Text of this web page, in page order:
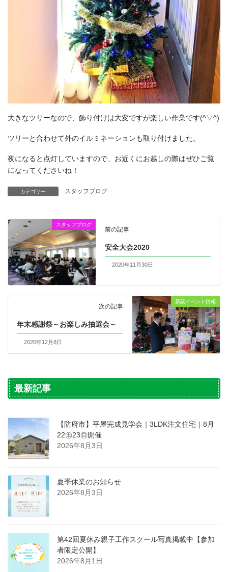
大きなツリーなので、飾り付けは大変ですが楽しい作業です(^▽^)
ツリーと合わせて外のイルミネーションも取り付けました。
夜になると点灯していますので、お近くにお越しの際はぜひご覧
になってくださいね！
カテゴリー スタッフブログ
スタッフブログ
前の記事
安全大会2020
2020年11月30日
新築イベント情報
次の記事
年末感謝祭～お楽しみ抽選会～
2020年12月8日
最新記事
【防府市】平屋完成見学会｜3LDK注文住宅｜8月
22㊏23㊐開催
2026年8月3日
夏季休業のお知らせ
2026年8月3日
第42回夏休み親子工作スクール写真掲載中【参加
者限定公開】
2026年8月1日